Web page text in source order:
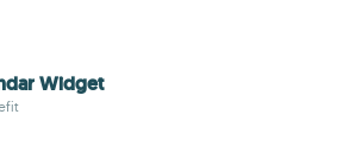
Widget